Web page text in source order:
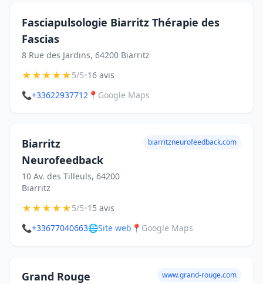
Fasciapulsologie Biarritz Thérapie des
Fascias
8 Rue des Jardins, 64200 Biarritz
★★★★★5/5•16 avis
📞+33622937712 📍 Google Maps
Biarritz
Neurofeedback
10 Av. des Tilleuls, 64200
Biarritz
biarritzneurofeedback.com
★★★★★5/5•15 avis
📞+33677040663🌐Site web 📍 Google Maps
Grand Rouge www.grand-rouge.com